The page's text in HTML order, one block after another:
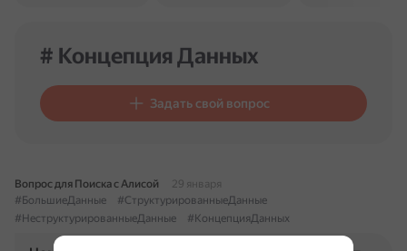
# Концепция Данных
Задать свой вопрос
Вопрос для Поиска с Алисой
29 января
#БольшиеДанные
#СтруктурированныеДанные
#НеструктурированныеДанные
#КонцепцияДанных